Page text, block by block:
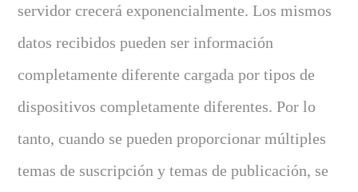
servidor crecerá exponencialmente. Los mismos
datos recibidos pueden ser información
completamente diferente cargada por tipos de
dispositivos completamente diferentes. Por lo
tanto, cuando se pueden proporcionar múltiples
temas de suscripción y temas de publicación, se